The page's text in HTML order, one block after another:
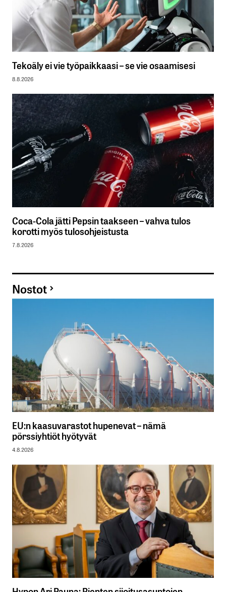
Tekoäly ei vie työpaikkaasi – se vie osaamisesi
8.8.2026
Coca-Cola jätti Pepsin taakseen – vahva tulos
korotti myös tulosohjeistusta
7.8.2026
Nostot
EU:n kaasuvarastot hupenevat – nämä
pörssiyhtiöt hyötyvät
4.8.2026